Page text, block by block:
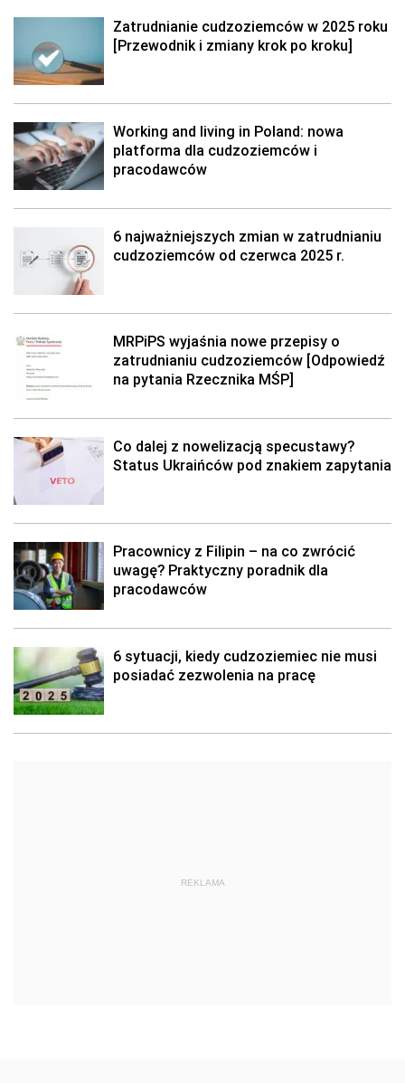
Zatrudnianie cudzoziemców w 2025 roku
[Przewodnik i zmiany krok po kroku]
Working and living in Poland: nowa
platforma dla cudzoziemców i
pracodawców
6 najważniejszych zmian w zatrudnianiu
cudzoziemców od czerwca 2025 r.
MRPiPS wyjaśnia nowe przepisy o
zatrudnianiu cudzoziemców [Odpowiedź
na pytania Rzecznika MŚP]
Co dalej z nowelizacją specustawy?
Status Ukraińców pod znakiem zapytania
Pracownicy z Filipin – na co zwrócić
uwagę? Praktyczny poradnik dla
pracodawców
6 sytuacji, kiedy cudzoziemiec nie musi
posiadać zezwolenia na pracę
REKLAMA